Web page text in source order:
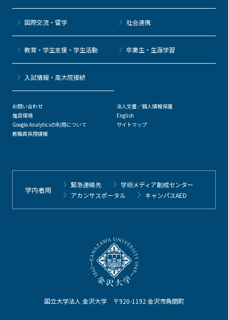
国立大学法人 金沢大学 〒920-1192 金沢市角間町
国際交流・留学 社会連携
教育・学生支援・学生活動 卒業生・生涯学習
⼊試情報・高大院接続
お問い合わせ
推奨環境
Google Analyticsの利用について
教職員採用情報
法人文書／個人情報保護
English
サイトマップ
学内者用
緊急連絡先
学術メディア創成センター
アカンサスポータル
キャンパスAED